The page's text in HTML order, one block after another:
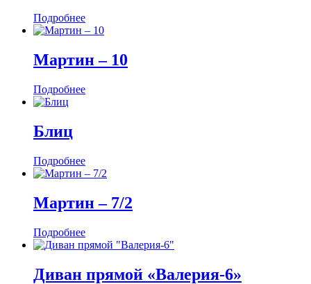
Подробнее
Мартин ‒ 10
Подробнее
Блиц
Подробнее
Мартин ‒ 7/2
Подробнее
Диван прямой «Валерия-6»